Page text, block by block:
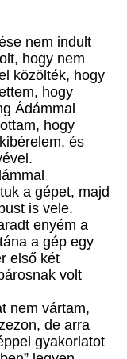
nem indult
hogy nem
közölték, hogy
hogy
Ádámmal
hogy
és
a gépet, majd
is vele.
enyém a
a gép egy
első két
volt
nem vártam,
de arra
gyakorlatot